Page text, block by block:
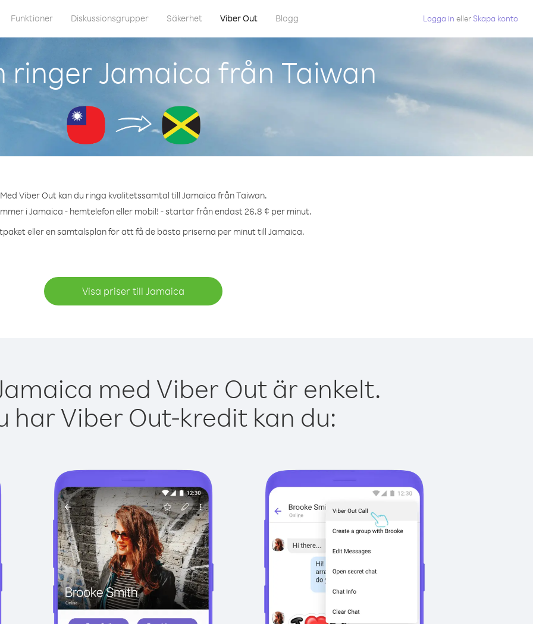
Funktioner Diskussionsgrupper Säkerhet Viber Out Blogg Logga in eller Skapa konto
ringer Jamaica från Taiwan
Med Viber Out kan du ringa kvalitetssamtal till Jamaica från Taiwan.
i Jamaica - hemtelefon eller mobil! - startar från endast 26.8 ¢ per minut.
eller en samtalsplan för att få de bästa priserna per minut till Jamaica.
Visa priser till Jamaica
med Viber Out är enkelt.
har Viber Out-kredit kan du: